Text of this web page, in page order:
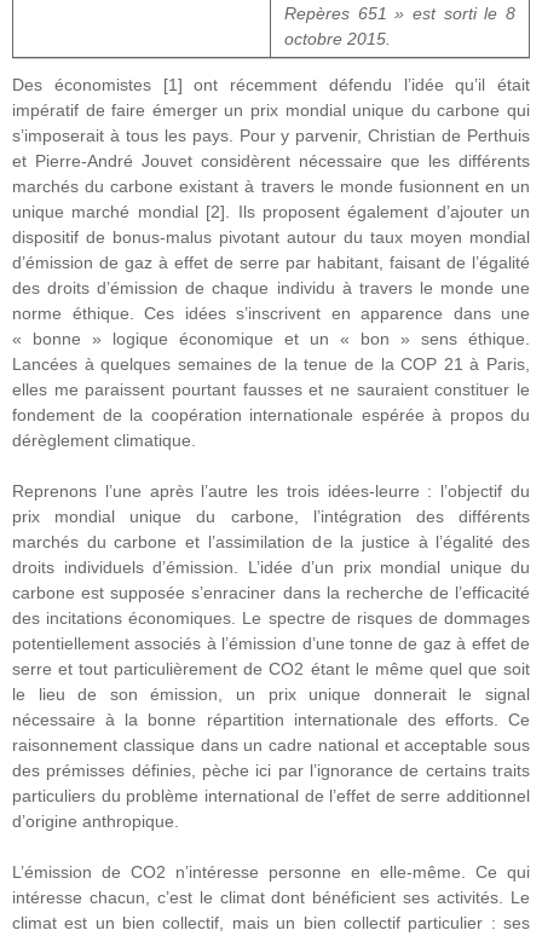
Repères 651 » est sorti le 8
octobre 2015.
Des économistes [1] ont récemment défendu l’idée qu’il était
impératif de faire émerger un prix mondial unique du carbone qui
s’imposerait à tous les pays. Pour y parvenir, Christian de Perthuis
et Pierre-André Jouvet considèrent nécessaire que les différents
marchés du carbone existant à travers le monde fusionnent en un
unique marché mondial [2]. Ils proposent également d’ajouter un
dispositif de bonus-malus pivotant autour du taux moyen mondial
d’émission de gaz à effet de serre par habitant, faisant de l’égalité
des droits d’émission de chaque individu à travers le monde une
norme éthique. Ces idées s’inscrivent en apparence dans une
« bonne » logique économique et un « bon » sens éthique.
Lancées à quelques semaines de la tenue de la COP 21 à Paris,
elles me paraissent pourtant fausses et ne sauraient constituer le
fondement de la coopération internationale espérée à propos du
dérèglement climatique.
Reprenons l’une après l’autre les trois idées-leurre : l’objectif du
prix mondial unique du carbone, l’intégration des différents
marchés du carbone et l’assimilation de la justice à l’égalité des
droits individuels d’émission. L’idée d’un prix mondial unique du
carbone est supposée s’enraciner dans la recherche de l’efficacité
des incitations économiques. Le spectre de risques de dommages
potentiellement associés à l’émission d’une tonne de gaz à effet de
serre et tout particulièrement de CO2 étant le même quel que soit
le lieu de son émission, un prix unique donnerait le signal
nécessaire à la bonne répartition internationale des efforts. Ce
raisonnement classique dans un cadre national et acceptable sous
des prémisses définies, pèche ici par l’ignorance de certains traits
particuliers du problème international de l’effet de serre additionnel
d’origine anthropique.
L’émission de CO2 n’intéresse personne en elle-même. Ce qui
intéresse chacun, c’est le climat dont bénéficient ses activités. Le
climat est un bien collectif, mais un bien collectif particulier : ses